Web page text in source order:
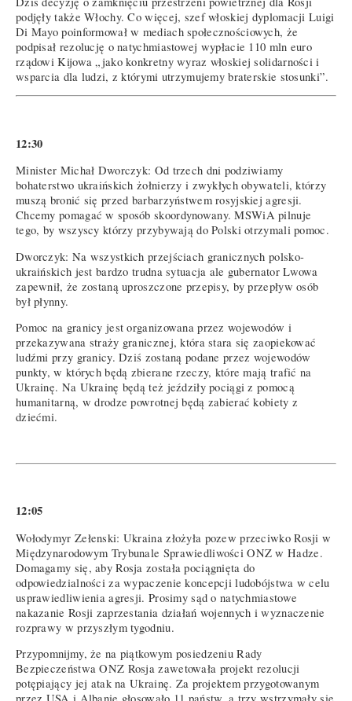
podjęły także Włochy. Co więcej, szef włoskiej dyplomacji Luigi
Di Mayo poinformował w mediach społecznościowych, że
podpisał rezolucję o natychmiastowej wypłacie 110 mln euro
rządowi Kijowa „jako konkretny wyraz włoskiej solidarności i
wsparcia dla ludzi, z którymi utrzymujemy braterskie stosunki”.
12:30
Minister Michał Dworczyk: Od trzech dni podziwiamy
bohaterstwo ukraińskich żołnierzy i zwykłych obywateli, którzy
muszą bronić się przed barbarzyństwem rosyjskiej agresji.
Chcemy pomagać w sposób skoordynowany. MSWiA pilnuje
tego, by wszyscy którzy przybywają do Polski otrzymali pomoc.
Dworczyk: Na wszystkich przejściach granicznych polsko-
ukraińskich jest bardzo trudna sytuacja ale gubernator Lwowa
zapewnił, że zostaną uproszczone przepisy, by przepływ osób
był płynny.
Pomoc na granicy jest organizowana przez wojewodów i
przekazywana straży granicznej, która stara się zaopiekować
ludźmi przy granicy. Dziś zostaną podane przez wojewodów
punkty, w których będą zbierane rzeczy, które mają trafić na
Ukrainę. Na Ukrainę będą też jeździły pociągi z pomocą
humanitarną, w drodze powrotnej będą zabierać kobiety z
dziećmi.
12:05
Wołodymyr Zełenski: Ukraina złożyła pozew przeciwko Rosji w
Międzynarodowym Trybunale Sprawiedliwości ONZ w Hadze.
Domagamy się, aby Rosja została pociągnięta do
odpowiedzialności za wypaczenie koncepcji ludobójstwa w celu
usprawiedliwienia agresji. Prosimy sąd o natychmiastowe
nakazanie Rosji zaprzestania działań wojennych i wyznaczenie
rozprawy w przyszłym tygodniu.
Przypomnijmy, że na piątkowym posiedzeniu Rady
Bezpieczeństwa ONZ Rosja zawetowała projekt rezolucji
potępiający jej atak na Ukrainę. Za projektem przygotowanym